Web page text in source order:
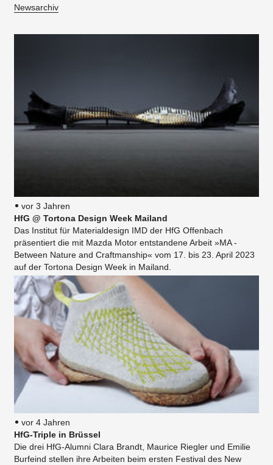
Newsarchiv
vor 3 Jahren
HfG @ Tortona Design Week Mailand
Das Institut für Materialdesign IMD der HfG Offenbach
präsentiert die mit Mazda Motor entstandene Arbeit »MA -
Between Nature and Craftmanship« vom 17. bis 23. April 2023
auf der Tortona Design Week in Mailand.
vor 4 Jahren
HfG-Triple in Brüssel
Die drei HfG-Alumni Clara Brandt, Maurice Riegler und Emilie
Burfeind stellen ihre Arbeiten beim ersten Festival des New